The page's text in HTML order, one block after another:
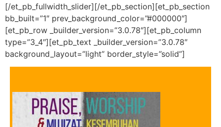
[/et_pb_fullwidth_slider][/et_pb_section][et_pb_section
bb_built=”1″ prev_background_color=”#000000″]
[et_pb_row _builder_version=”3.0.78″][et_pb_column
type=”3_4″][et_pb_text _builder_version=”3.0.78″
background_layout=”light” border_style=”solid”]